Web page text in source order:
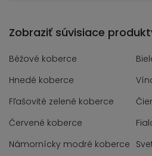
Zobraziť súvisiace
Béžové koberce
Hnedé koberce
Fľašovité zelené koberce
Červené koberce
Námornícky modré koberce